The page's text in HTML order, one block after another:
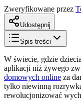
Zweryfikowane przez
Udostępnij
Spis treści
W świecie, gdzie
aplikacji niż żywego
domowych online za
tylko niewinną
rewolucjonizować